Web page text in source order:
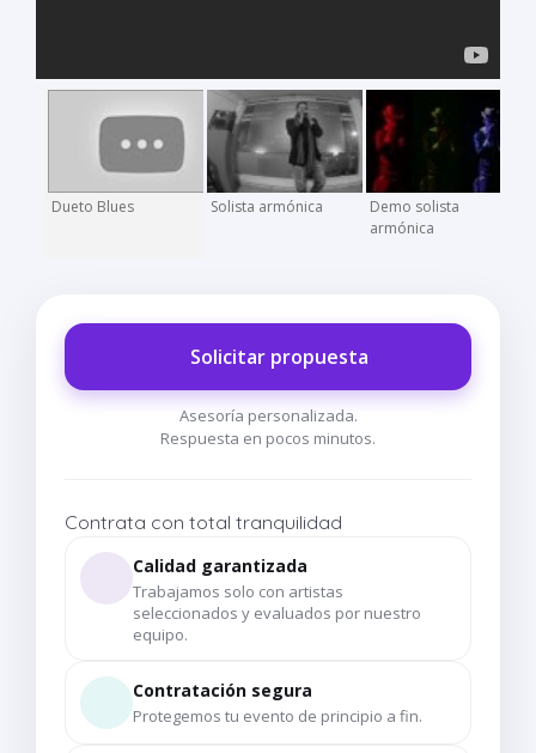
Dueto Blues Solista armónica
Demo solista
armónica
Solicitar propuesta
Asesoría personalizada.
Respuesta en pocos minutos.
Contrata con total tranquilidad
Calidad garantizada
Trabajamos solo con artistas
seleccionados y evaluados por nuestro
equipo.
Contratación segura
Protegemos tu evento de principio a fin.